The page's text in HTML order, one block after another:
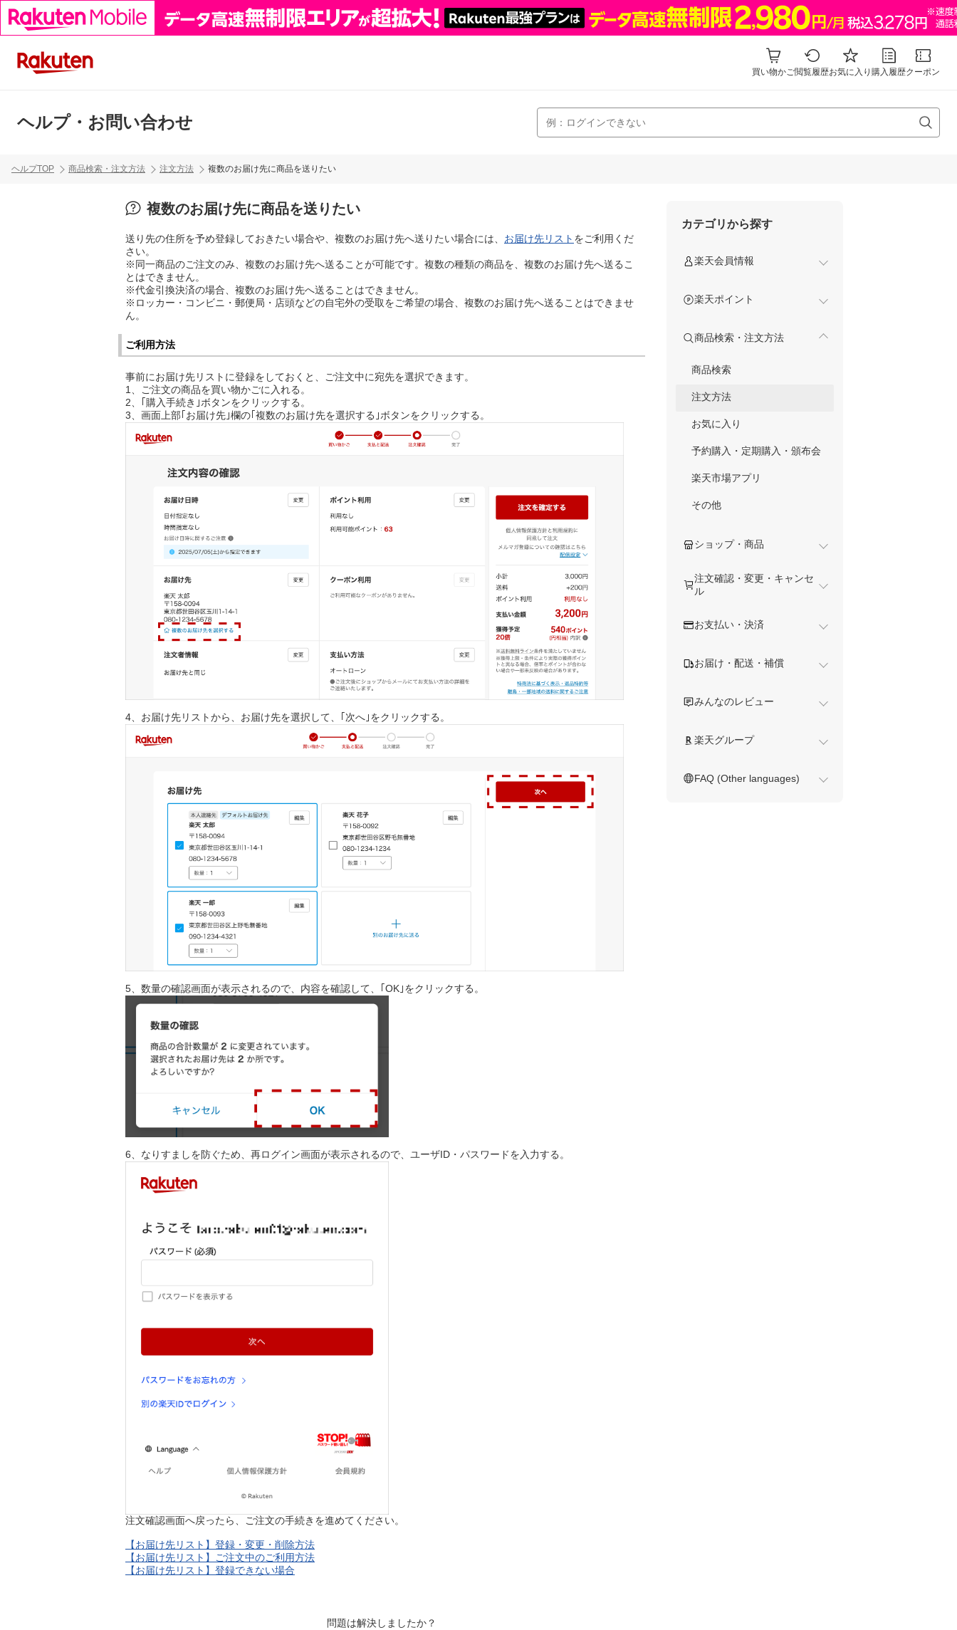
買い物かご閲覧履歴お気に入り 購入履歴クーポン
ヘルプ・お問い合わせ
ヘルプTOP 商品検索・注文方法 注文方法 複数のお届け先に商品を送りたい
複数のお届け先に商品を送りたい
送り先の住所を予め登録しておきたい場合や、複数のお届け先へ送りたい場合には、 お届け先リスト をご利用くだ
さい。
※同一商品のご注文のみ、複数のお届け先へ送ることが可能です。複数の種類の商品を、複数のお届け先へ送るこ
とはできません。
※代金引換決済の場合、複数のお届け先へ送ることはできません。
※ロッカー・コンビニ・郵便局・店頭などの自宅外の受取をご希望の場合、複数のお届け先へ送ることはできませ
ん。
ご利用方法
事前にお届け先リストに登録をしておくと、ご注文中に宛先を選択できます。
1、ご注文の商品を買い物かごに入れる。
2、｢購入手続き｣ボタンをクリックする。
3、画面上部｢お届け先｣欄の｢複数のお届け先を選択する｣ボタンをクリックする。
4、お届け先リストから、お届け先を選択して、｢次へ｣をクリックする。
5、数量の確認画面が表示されるので、内容を確認して、｢OK｣をクリックする。
6、なりすましを防ぐため、再ログイン画面が表示されるので、ユーザID・パスワードを入力する。
注文確認画面へ戻ったら、ご注文の手続きを進めてください。
【お届け先リスト】登録・変更・削除方法
【お届け先リスト】ご注文中のご利用方法
【お届け先リスト】登録できない場合
問題は解決しましたか？
カテゴリから探す
楽天会員情報
楽天ポイント
商品検索・注文方法
商品検索
注文方法
お気に入り
予約購入・定期購入・頒布会
楽天市場アプリ
その他
ショップ・商品
注文確認・変更・キャンセ
ル
お支払い・決済
お届け・配送・補償
みんなのレビュー
楽天グループ
FAQ (Other languages)